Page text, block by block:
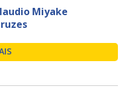
Miyake